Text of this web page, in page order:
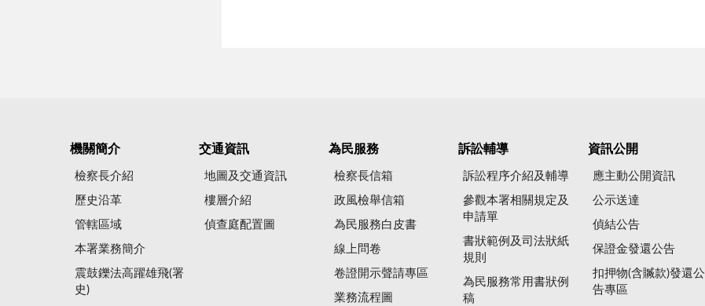
機關簡介
檢察長介紹
歷史沿革
管轄區域
本署業務簡介
震鼓鑠法高躍雄飛(署
史)
交通資訊
地圖及交通資訊
樓層介紹
偵查庭配置圖
為民服務
檢察長信箱
政風檢舉信箱
為民服務白皮書
線上問卷
卷證開示聲請專區
業務流程圖
訴訟輔導
訴訟程序介紹及輔導
參觀本署相關規定及
申請單
書狀範例及司法狀紙
規則
為民服務常用書狀例
稿
資訊公開
應主動公開資訊
公示送達
偵結公告
保證金發還公告
扣押物(含贓款)發還公
告專區